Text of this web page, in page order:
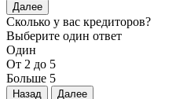
Далее
Сколько у вас кредиторов?
Выберите один ответ
Один
От 2 до 5
Больше 5
Назад Далее